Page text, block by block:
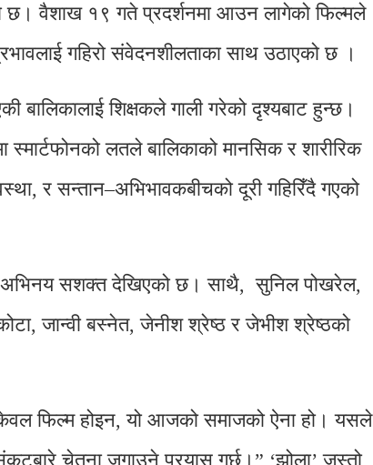
छ। वैशाख १९ गते प्रदर्शनमा आउन लागेको फिल्मले
गहिरो संवेदनशीलताका साथ उठाएको छ ।
बालिकालाई शिक्षकले गाली गरेको दृश्यबाट हुन्छ।
लतले बालिकाको मानसिक र शारीरिक
र सन्तान–अभिभावकबीचको दूरी गहिरिँदै गएको
अभिनय सशक्त देखिएको छ। साथै, सुनिल पोखरेल,
जान्वी बस्नेत, जेनीश श्रेष्ठ र जेभीश श्रेष्ठको
फिल्म होइन, यो आजको समाजको ऐना हो। यसले
चेतना जगाउने प्रयास गर्छ।” ‘झोला’ जस्तो